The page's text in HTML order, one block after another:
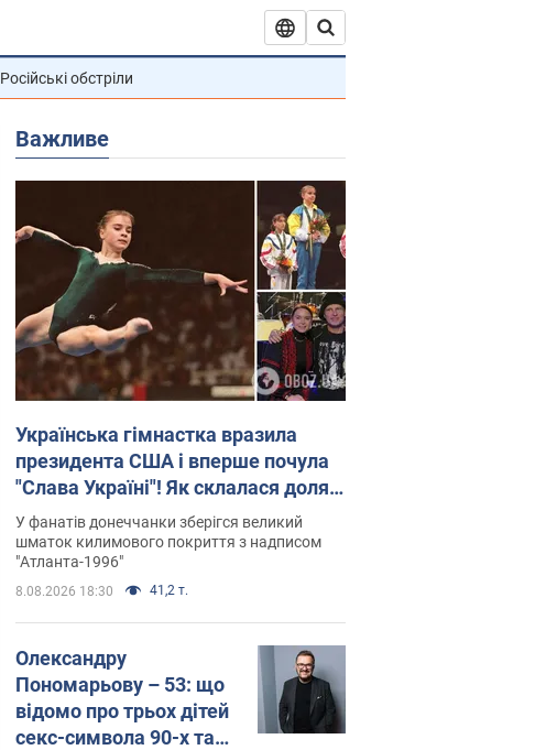
Російські обстріли
Важливе
Українська гімнастка вразила
президента США і вперше почула
"Слава Україні"! Як склалася доля
Подкопаєвої, яка 30 років тому
виграла "золото" Олімпіади
У фанатів донеччанки зберігся великий
шматок килимового покриття з надписом
"Атланта-1996"
8.08.2026 18:30 41,2 т.
Олександру
Пономарьову – 53: що
відомо про трьох дітей
секс-символа 90-х та